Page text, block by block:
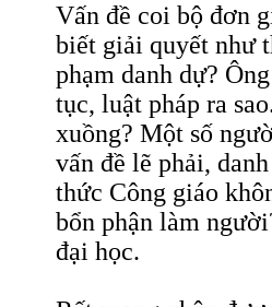
Vấn đề coi bộ đơn
biết giải quyết như
phạm danh dự?
tục, luật pháp ra
xuồng? Một số
vấn đề lẽ phải,
thức Công giáo
bổn phận làm
đại học.